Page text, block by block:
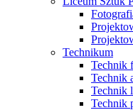
Technikum
Technik
Technik
Technik
Technik